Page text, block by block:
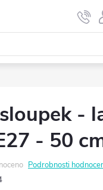
-
- 50
Podrobnosti